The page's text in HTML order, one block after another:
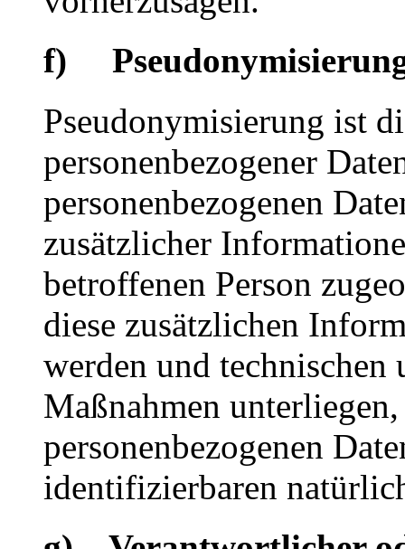
f)
Pseudonymisierung ist
personenbezogener
personenbezogenen
zusätzlicher
betroffenen Person
diese zusätzlichen
werden und technischen
Maßnahmen
personenbezogenen
identifizierbaren